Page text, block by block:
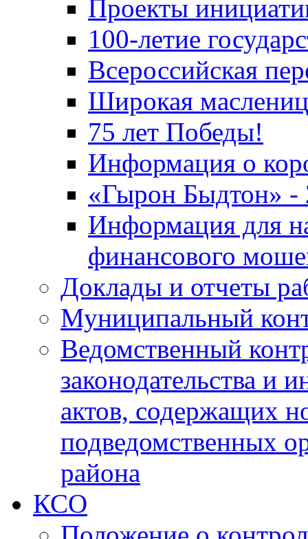
Проекты
100-летие
Всероссийская
Широкая
75 лет Победы!
Информация о
«Гырон Быдтон» -
Информация для
финансового
Доклады и отчеты
Муниципальный
Ведомственный
законодательства и
актов, содержащих
подведомственных
района
КСО